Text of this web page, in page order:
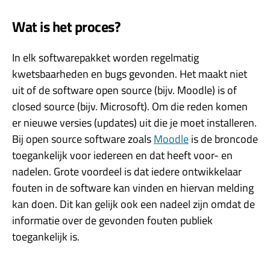
Wat is het proces?
In elk softwarepakket worden regelmatig
kwetsbaarheden en bugs gevonden. Het maakt niet
uit of de software open source (bijv. Moodle) is of
closed source (bijv. Microsoft). Om die reden komen
er nieuwe versies (updates) uit die je moet installeren.
Bij open source software zoalsMoodleis de broncode
toegankelijk voor iedereen en dat heeft voor- en
nadelen. Grote voordeel is dat iedere ontwikkelaar
fouten in de software kan vinden en hiervan melding
kan doen. Dit kan gelijk ook een nadeel zijn omdat de
informatie over de gevonden fouten publiek
toegankelijk is.